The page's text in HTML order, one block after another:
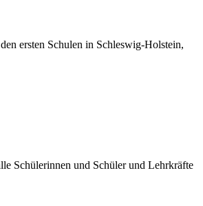
ersten Schulen in Schleswig-Holstein,
Schülerinnen und Schüler und Lehrkräfte